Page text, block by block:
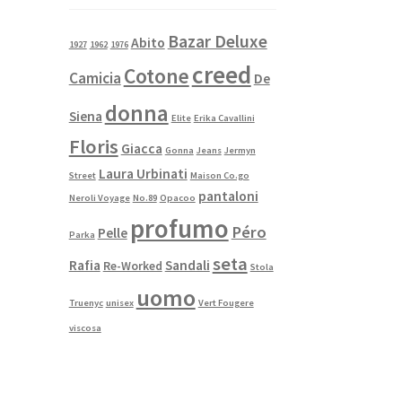
1927 1962 1976 Abito Bazar Deluxe
Camicia Cotonecreed De
Siena donna Elite Erika Cavallini
Floris Giacca Gonna Jeans Jermyn
Street Laura Urbinati Maison Co.go
Neroli Voyage No.89 Opacoo pantaloni
Parka Pelle profumo Péro
Rafia Re-Worked Sandali seta Stola
Truenyc unisex uomo Vert Fougere
viscosa